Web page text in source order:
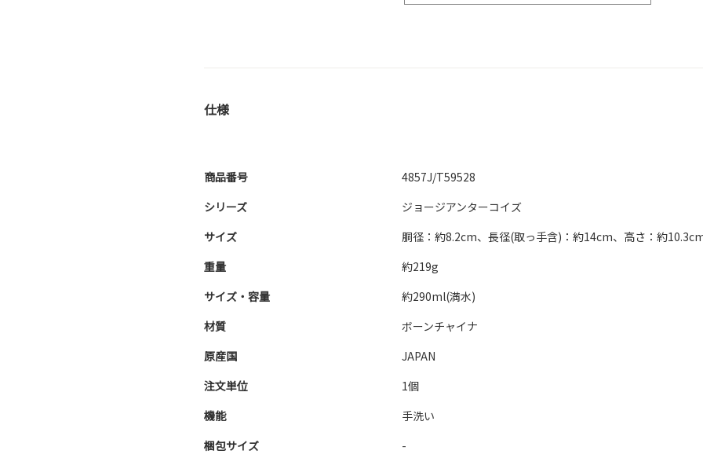
仕様
商品番号
4857J/T59528
シリーズ
ジョージアンターコイズ
サイズ
胴径：約8.2cm、長径(取っ手含)：約14cm、高さ：約
重量
約219g
サイズ・容量
約290ml(満水)
材質
ボーンチャイナ
原産国
JAPAN
注文単位
1個
機能
手洗い
梱包サイズ
-